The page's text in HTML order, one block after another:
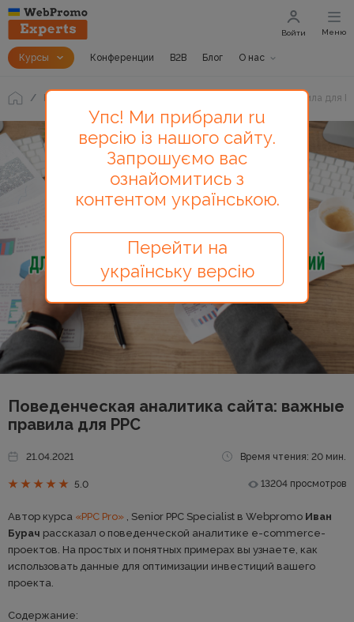
Курсы Конференции B2B Блог О нас
Войти Меню
Блог Поведенческая аналитика сайта: важные правила для
Поведенческая аналитика сайта: важные
правила для PPC
21.04.2021 Время чтения: 20 мин.
5.0 13204 просмотров
Автор курса «PPC Pro» , Senior PPC Specialist в Webpromo Иван
Бурач рассказал о поведенческой аналитике e-commerce-
проектов. На простых и понятных примерах вы узнаете, как
использовать данные для оптимизации инвестиций вашего
проекта.
Содержание:
Упс! Ми прибрали ru
версію із нашого сайту.
Запрошуємо вас
ознайомитись з
контентом українською.
Перейти на
українську версію